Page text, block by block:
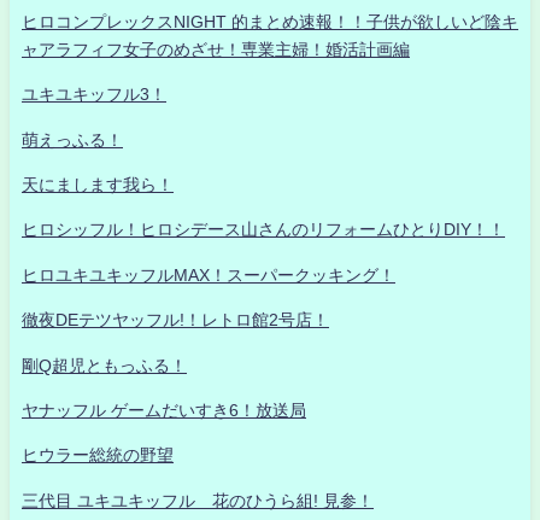
ヒロコンプレックスNIGHT 的まとめ速報！！子供が欲しいど陰キ
ャアラフィフ女子のめざせ！専業主婦！婚活計画編
ユキユキッフル3！
萌えっふる！
天にまします我ら！
ヒロシッフル！ヒロシデース山さんのリフォームひとりDIY！！
ヒロユキユキッフルMAX！スーパークッキング！
徹夜DEテツヤッフル!！レトロ館2号店！
剛Q超児ともっふる！
ヤナッフル ゲームだいすき6！放送局
ヒウラー総統の野望
三代目 ユキユキッフル 花のひうら組! 見参！